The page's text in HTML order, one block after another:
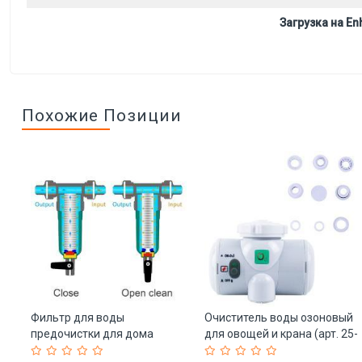
Загрузка на
Похожие Позиции
Фильтр для воды
предочистки для дома
компактный (арт. 25-
Очиститель воды озоновый
для овощей и крана (арт. 25-
5085269)